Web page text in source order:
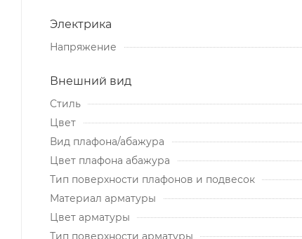
Электрика
Напряжение
Внешний вид
Стиль
Цвет
Вид плафона/абажура
Цвет плафона абажура
Тип поверхности плафонов и подвесок
Материал арматуры
Цвет арматуры
Тип поверхности арматуры